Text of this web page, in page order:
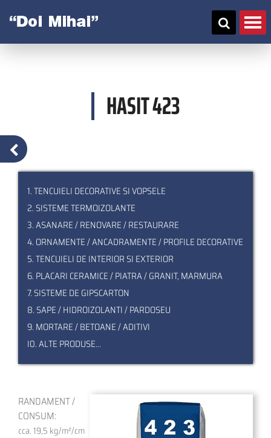
content
HASIT 423
1. TENCUIELI DECORATIVE SI VOPSELE
2. SISTEME TERMOIZOLANTE
3. ASANARE / RENOVARE / RESTAURARE
4. ORNAMENTE / ANCADRAMENTE / PROFILE DECORATIVE
5. TENCUIELI DE INTERIOR SI EXTERIOR
6. PLACARI CERAMICE / PIATRA / GRANIT, MARMURA
7. SISTEME DE GIPSCARTON
8. SAPE / HIDROIZOLANTI / PARDOSEU
9. MORTARE / BETOANE / ADITIVI
I0. ALTE PRODUSE...
RANDAMENT /
CONSUM:
cca. 19,5 kg/m²/cm